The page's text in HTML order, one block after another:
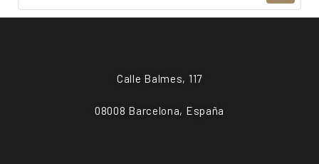
Calle Balmes, 117
08008 Barcelona, España